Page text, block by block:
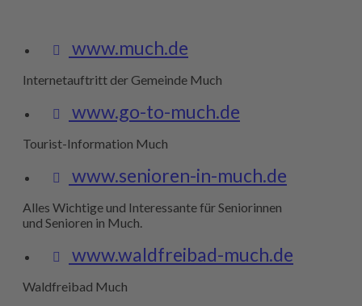
www.much.de
Internetauftritt der Gemeinde Much
www.go-to-much.de
Tourist-Information Much
www.senioren-in-much.de
Alles Wichtige und Interessante für Seniorinnen
und Senioren in Much.
www.waldfreibad-much.de
Waldfreibad Much